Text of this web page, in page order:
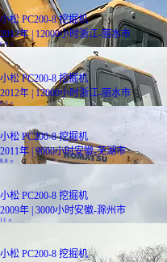
小松 PC200-8 挖掘机
2012年 | 12000小时浙江-丽水市
6.9 万
小松 PC200-8 挖掘机
2012年 | 12000小时浙江-丽水市
5.3 万
小松 PC200-8 挖掘机
2011年 | 9000小时安徽-芜湖市
8.8 万
小松 PC200-8 挖掘机
2009年 | 3000小时安徽-滁州市
11
小松 PC200-8 挖掘机